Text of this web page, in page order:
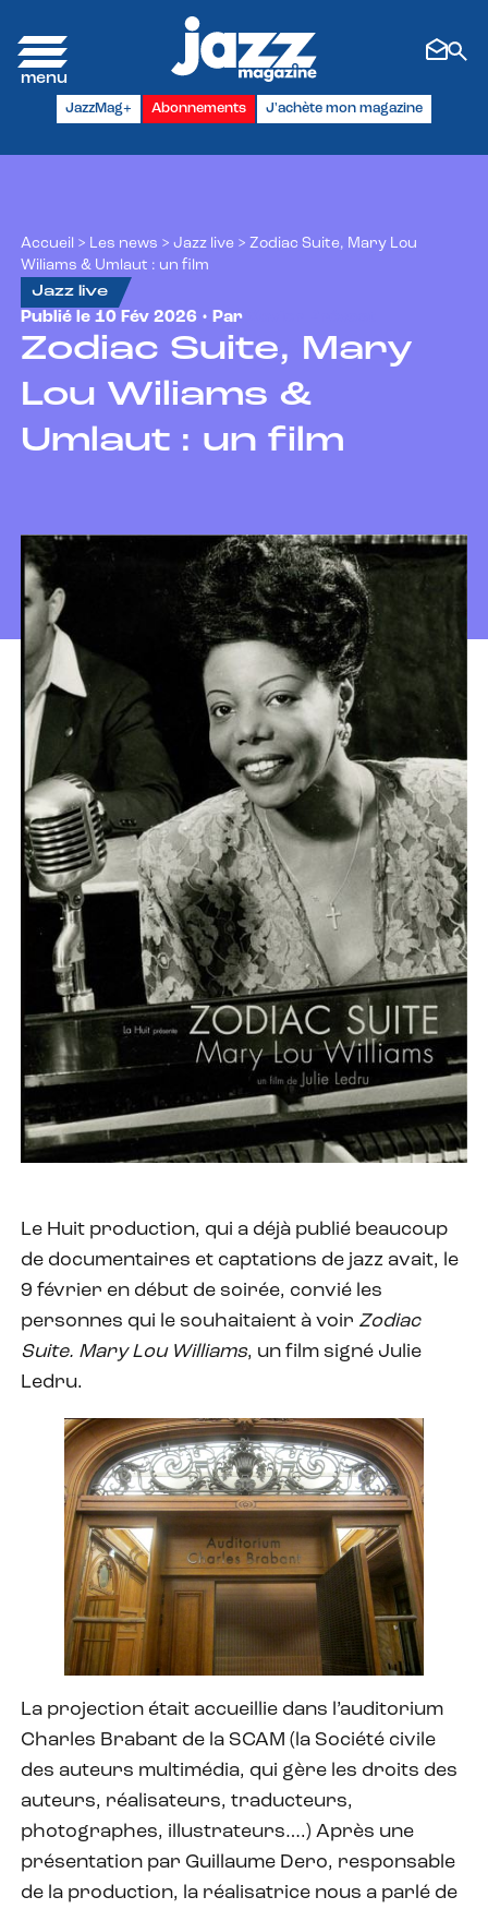
JazzMag+ Abonnements J'achète mon magazine
Accueil > Les news > Jazz live > Zodiac Suite, Mary Lou
Wiliams & Umlaut : un film
Jazz live
Publié le 10 Fév 2026 • Par
Zodiac Suite, Mary
Lou Wiliams &
Umlaut : un film
Le Huit production, qui a déjà publié beaucoup
de documentaires et captations de jazz avait, le
9 février en début de soirée, convié les
personnes qui le souhaitaient à voir Zodiac
Suite. Mary Lou Williams, un film signé Julie
Ledru.
La projection était accueillie dans l’auditorium
Charles Brabant de la SCAM (la Société civile
des auteurs multimédia, qui gère les droits des
auteurs, réalisateurs, traducteurs,
photographes, illustrateurs….) Après une
présentation par Guillaume Dero, responsable
de la production, la réalisatrice nous a parlé de